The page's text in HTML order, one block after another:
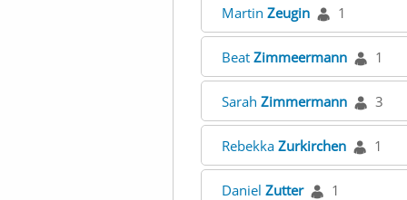
Martin Zeugin 1
Beat Zimmeermann 1
Sarah Zimmermann 3
Rebekka Zurkirchen 1
Daniel Zutter 1